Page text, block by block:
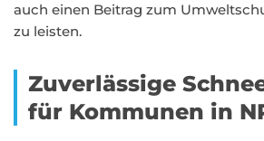
auch einen Beitrag zum
zu leisten.
Zuverlässige
für Kommunen in